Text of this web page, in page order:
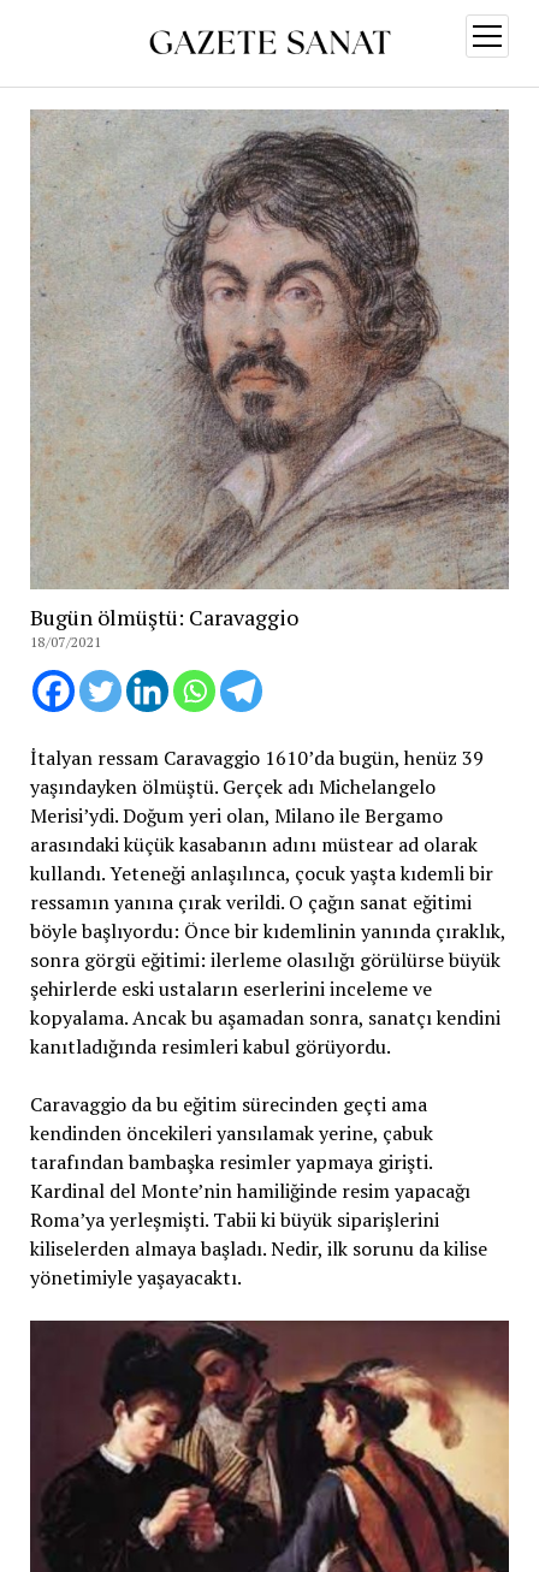
aç
Bugün ölmüştü: Caravaggio
18/07/2021
İtalyan ressam Caravaggio 1610’da bugün, henüz 39
yaşındayken ölmüştü. Gerçek adı Michelangelo
Merisi’ydi. Doğum yeri olan, Milano ile Bergamo
arasındaki küçük kasabanın adını müstear ad olarak
kullandı. Yeteneği anlaşılınca, çocuk yaşta kıdemli bir
ressamın yanına çırak verildi. O çağın sanat eğitimi
böyle başlıyordu: Önce bir kıdemlinin yanında çıraklık,
sonra görgü eğitimi: ilerleme olasılığı görülürse büyük
şehirlerde eski ustaların eserlerini inceleme ve
kopyalama. Ancak bu aşamadan sonra, sanatçı kendini
kanıtladığında resimleri kabul görüyordu.
Caravaggio da bu eğitim sürecinden geçti ama
kendinden öncekileri yansılamak yerine, çabuk
tarafından bambaşka resimler yapmaya girişti.
Kardinal del Monte’nin hamiliğinde resim yapacağı
Roma’ya yerleşmişti. Tabii ki büyük siparişlerini
kiliselerden almaya başladı. Nedir, ilk sorunu da kilise
yönetimiyle yaşayacaktı.